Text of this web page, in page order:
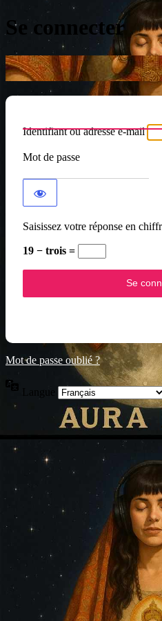
Se connecter
Identifiant ou adresse e-mail
Mot de passe
Saisissez votre réponse en
19 − trois =
Mot de passe oublié ?
Langue